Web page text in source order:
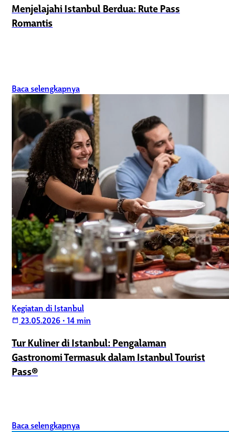
Menjelajahi Istanbul Berdua: Rute Pass
Romantis
Baca selengkapnya
Kegiatan di Istanbul
calendar_today 23.05.2026 • 14 min
Tur Kuliner di Istanbul: Pengalaman
Gastronomi Termasuk dalam Istanbul Tourist
Pass®
Baca selengkapnya